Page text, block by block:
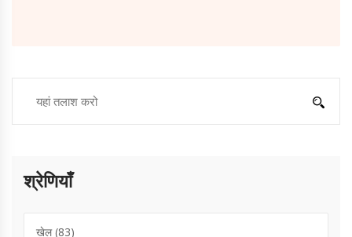
श्रेणियाँ
खेल(83)